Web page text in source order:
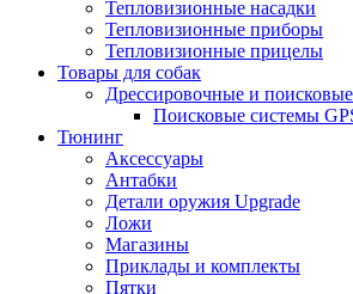
Тепловизионные насадки
Тепловизионные приборы
Тепловизионные прицелы
Товары для собак
Дрессировочные и
Поисковые системы
Тюнинг
Аксессуары
Антабки
Детали оружия Upgrade
Ложи
Магазины
Приклады и комплекты
Пятки